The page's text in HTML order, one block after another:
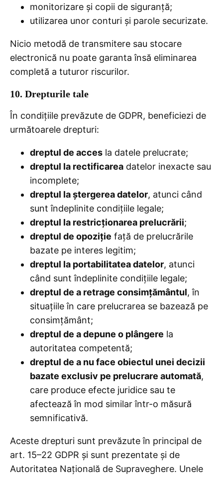
monitorizare și copii de siguranță;
utilizarea unor conturi și parole securizate.
Nicio metodă de transmitere sau stocare
electronică nu poate garanta însă eliminarea
completă a tuturor riscurilor.
10. Drepturile tale
În condițiile prevăzute de GDPR, beneficiezi de
următoarele drepturi:
dreptul de acces la datele prelucrate;
dreptul la rectificarea datelor inexacte sau
incomplete;
dreptul la ștergerea datelor, atunci când
sunt îndeplinite condițiile legale;
dreptul la restricționarea prelucrării;
dreptul de opoziție față de prelucrările
bazate pe interes legitim;
dreptul la portabilitatea datelor, atunci
când sunt îndeplinite condițiile legale;
dreptul de a retrage consimțământul, în
situațiile în care prelucrarea se bazează pe
consimțământ;
dreptul de a depune o plângere la
autoritatea competentă;
dreptul de a nu face obiectul unei decizii
bazate exclusiv pe prelucrare automată,
care produce efecte juridice sau te
afectează în mod similar într-o măsură
semnificativă.
Aceste drepturi sunt prevăzute în principal de
art. 15–22 GDPR și sunt prezentate și de
Autoritatea Națională de Supraveghere. Unele